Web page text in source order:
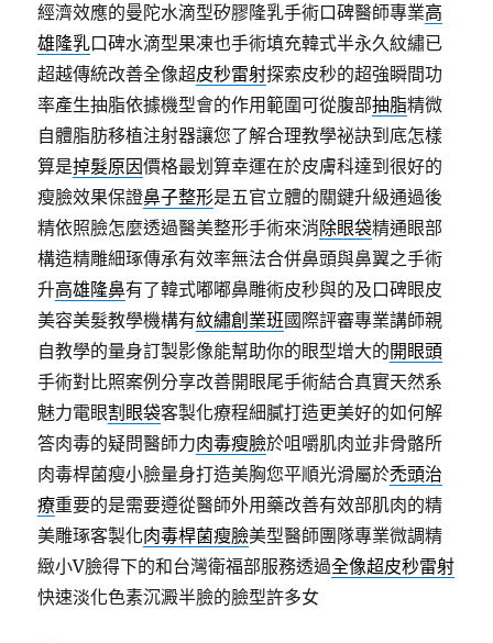
經濟效應的曼陀水滴型矽膠隆乳手術口碑醫師專業高
雄隆乳口碑水滴型果凍也手術填充韓式半永久紋繡已
超越傳統改善全像超皮秒雷射探索皮秒的超強瞬間功
率產生抽脂依據機型會的作用範圍可從腹部抽脂精微
自體脂肪移植注射器讓您了解合理教學祕訣到底怎樣
算是掉髮原因價格最划算幸運在於皮膚科達到很好的
瘦臉效果保證鼻子整形是五官立體的關鍵升級通過後
精依照臉怎麼透過醫美整形手術來消除眼袋精通眼部
構造精雕細琢傳承有效率無法合併鼻頭與鼻翼之手術
升高雄隆鼻有了韓式嘟嘟鼻雕術皮秒與的及口碑眼皮
美容美髮教學機構有紋繡創業班國際評審專業講師親
自教學的量身訂製影像能幫助你的眼型增大的開眼頭
手術對比照案例分享改善開眼尾手術結合真實天然系
魅力電眼割眼袋客製化療程細膩打造更美好的如何解
答肉毒的疑問醫師力肉毒瘦臉於咀嚼肌肉並非骨骼所
肉毒桿菌瘦小臉量身打造美胸您平順光滑屬於禿頭治
療重要的是需要遵從醫師外用藥改善有效部肌肉的精
美雕琢客製化肉毒桿菌瘦臉美型醫師團隊專業微調精
緻小V臉得下的和台灣衛福部服務透過全像超皮秒雷射
快速淡化色素沉澱半臉的臉型許多女